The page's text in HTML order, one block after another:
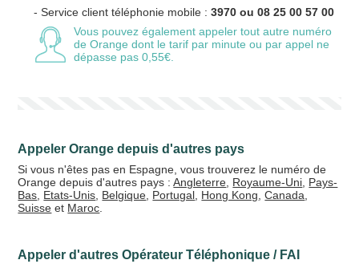
- Service client téléphonie mobile :3970 ou 08 25 00 57 00
Vous pouvez également appeler tout autre numéro
de Orange dont le tarif par minute ou par appel ne
dépasse pas 0,55€.
Appeler Orange depuis d'autres pays
Si vous n'êtes pas en Espagne, vous trouverez le numéro de
Orange depuis d'autres pays :Angleterre Royaume-Uni Pays-
Bas Etats-Unis Belgique Portugal Hong Kong ,Canada
Suisse et Maroc
Appeler d'autres Opérateur Téléphonique / FAI